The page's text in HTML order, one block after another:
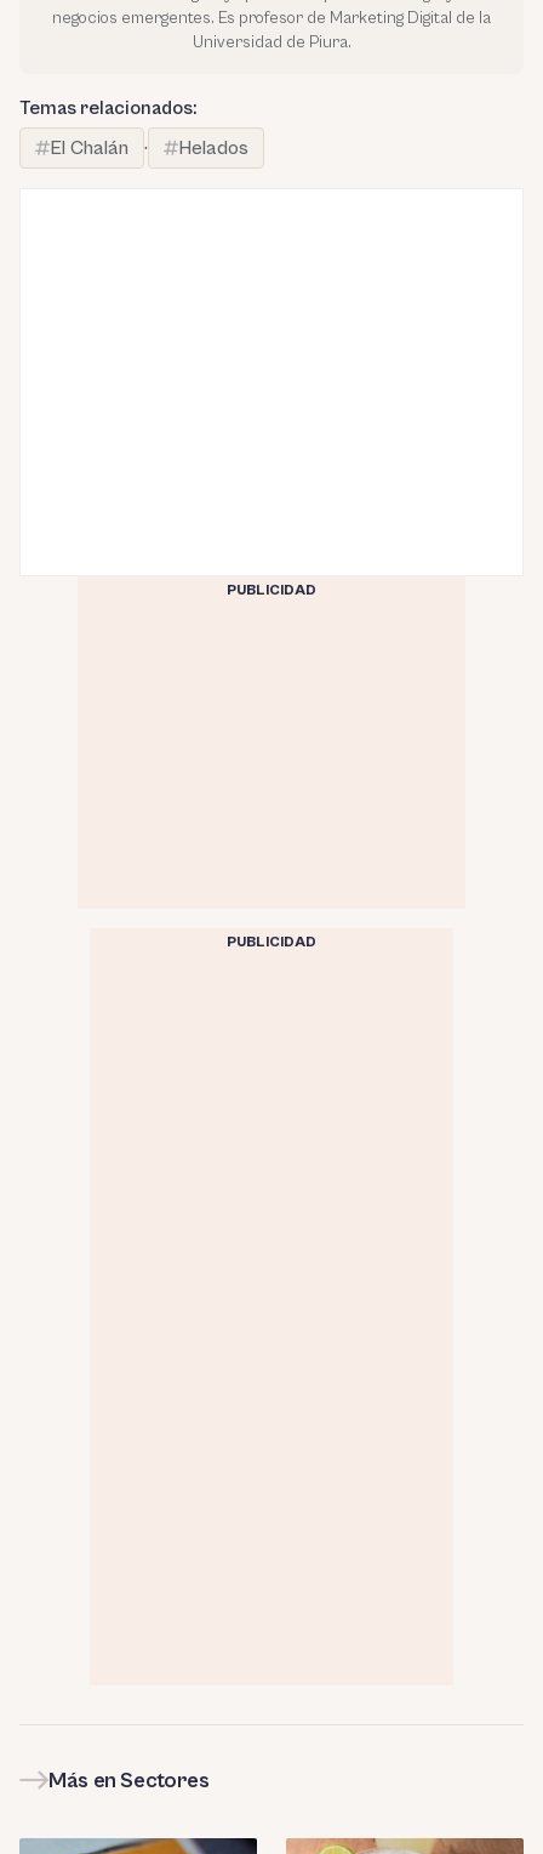
negocios emergentes. Es profesor de Marketing Digital de la
Universidad de Piura.
Temas relacionados:
El Chalán
· Helados
PUBLICIDAD
PUBLICIDAD
Más en Sectores